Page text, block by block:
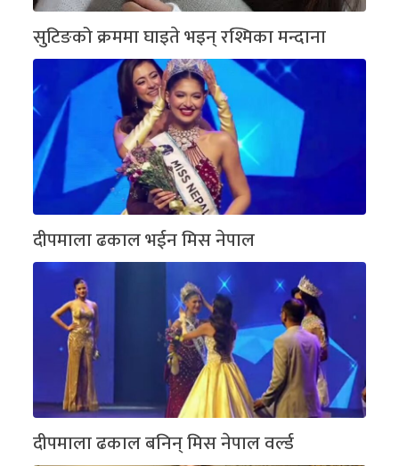
सुटिङको क्रममा घाइते भइन् रश्मिका मन्दाना
दीपमाला ढकाल भईन मिस नेपाल
दीपमाला ढकाल बनिन् मिस नेपाल वर्ल्ड